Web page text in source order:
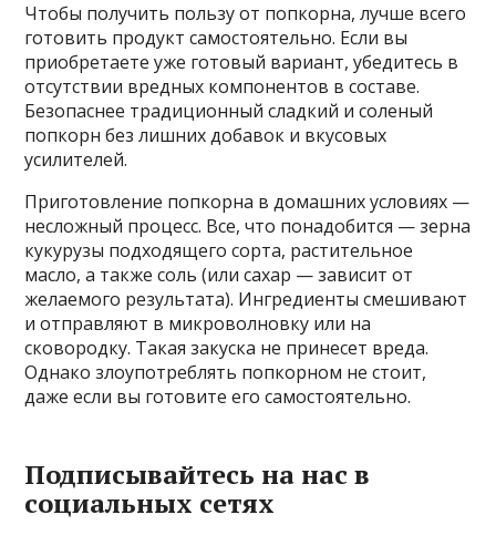
Чтобы получить пользу от попкорна, лучше всего
готовить продукт самостоятельно. Если вы
приобретаете уже готовый вариант, убедитесь в
отсутствии вредных компонентов в составе.
Безопаснее традиционный сладкий и соленый
попкорн без лишних добавок и вкусовых
усилителей.
Приготовление попкорна в домашних условиях —
несложный процесс. Все, что понадобится — зерна
кукурузы подходящего сорта, растительное
масло, а также соль (или сахар — зависит от
желаемого результата). Ингредиенты смешивают
и отправляют в микроволновку или на
сковородку. Такая закуска не принесет вреда.
Однако злоупотреблять попкорном не стоит,
даже если вы готовите его самостоятельно.
Подписывайтесь на нас в
социальных сетях